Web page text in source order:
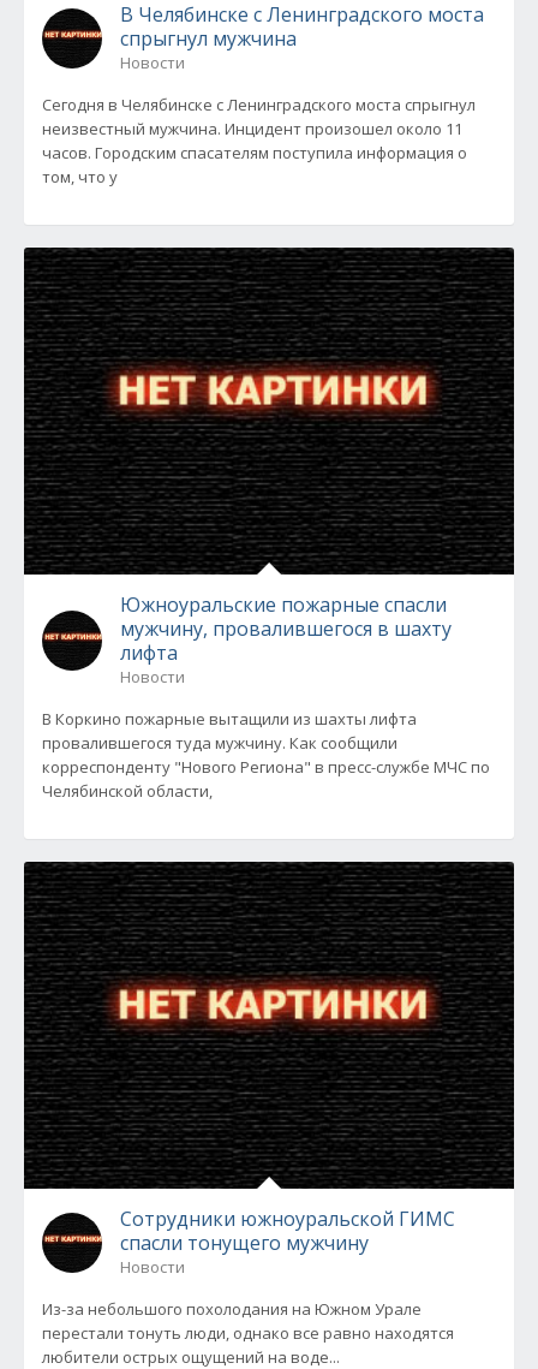
В Челябинске с Ленинградского моста
спрыгнул мужчина
Новости
Сегодня в Челябинске с Ленинградского моста спрыгнул
неизвестный мужчина. Инцидент произошел около 11
часов. Городским спасателям поступила информация о
том, что у
Южноуральские пожарные спасли
мужчину, провалившегося в шахту
лифта
Новости
В Коркино пожарные вытащили из шахты лифта
провалившегося туда мужчину. Как сообщили
корреспонденту "Нового Региона" в пресс-службе МЧС по
Челябинской области,
Сотрудники южноуральской ГИМС
спасли тонущего мужчину
Новости
Из-за небольшого похолодания на Южном Урале
перестали тонуть люди, однако все равно находятся
любители острых ощущений на воде...